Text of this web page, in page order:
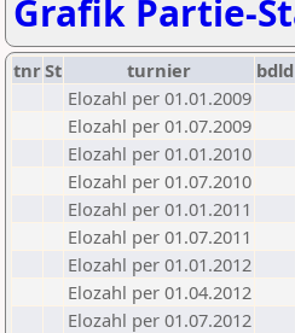
Grafik Partie-
tnrSt turnier bdld
Elozahl per 01.01.2009
Elozahl per 01.07.2009
Elozahl per 01.01.2010
Elozahl per 01.07.2010
Elozahl per 01.01.2011
Elozahl per 01.07.2011
Elozahl per 01.01.2012
Elozahl per 01.04.2012
Elozahl per 01.07.2012